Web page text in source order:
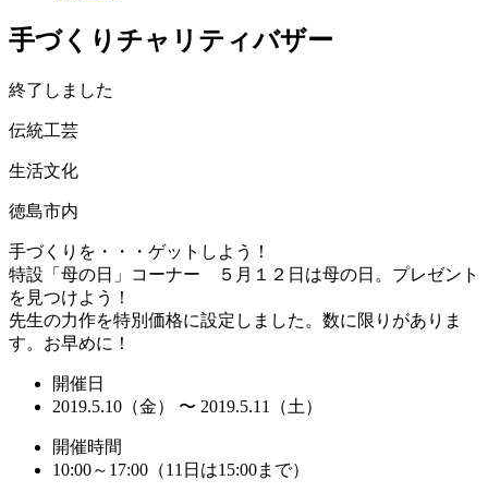
手づくりチャリティバザー
終了しました
伝統工芸
生活文化
徳島市内
手づくりを・・・ゲットしよう！
特設「母の日」コーナー ５月１２日は母の日。プレゼント
を見つけよう！
先生の力作を特別価格に設定しました。数に限りがありま
す。お早めに！
開催日
2019.5.10（金） 〜 2019.5.11（土）
開催時間
10:00～17:00（11日は15:00まで）